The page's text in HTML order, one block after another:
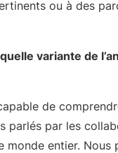
ou à des
variante de
de
parlés par les
monde entier. Nous